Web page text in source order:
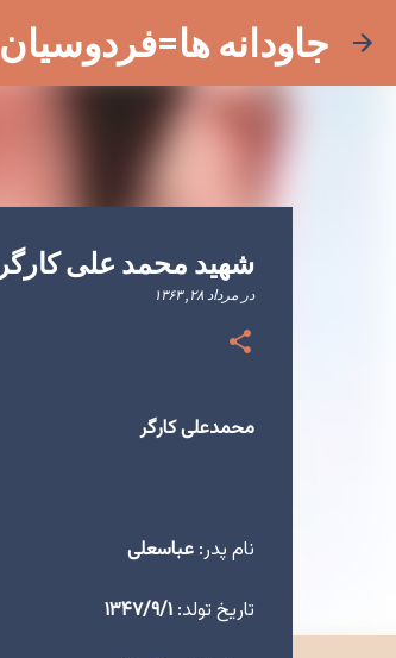
جاودانه ها=فردوسیان
شهید محمد علی کارگر
درمرداد ۲۸, ۱۳۶۳
محمدعلی کارگر
نام پدر:عباسعلی
تاریخ تولد:۱۳۴۷/۹/۱